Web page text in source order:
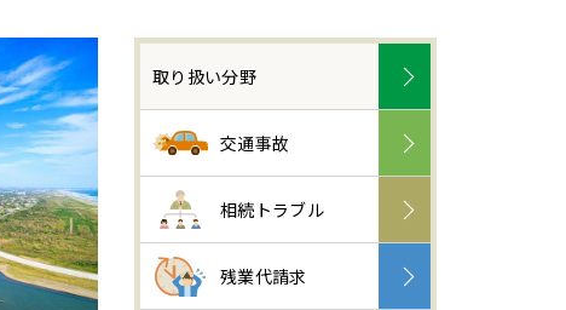
取り扱い分野
交通事故
相続トラブル
残業代請求